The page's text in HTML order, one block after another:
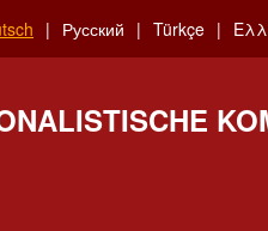
Русский Türkçe